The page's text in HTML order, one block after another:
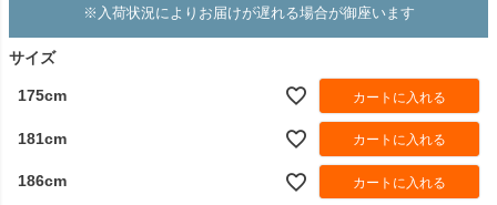
※入荷状況によりお届けが遅れる場合が御座います
サイズ
175cm カートに入れる
181cm カートに入れる
186cm カートに入れる